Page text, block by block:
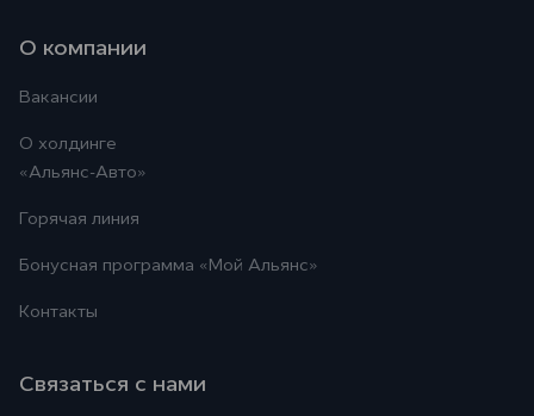
О компании
Вакансии
О холдинге
«Альянс-Авто»
Горячая линия
Бонусная программа «Мой Альянс»
Контакты
Связаться с нами